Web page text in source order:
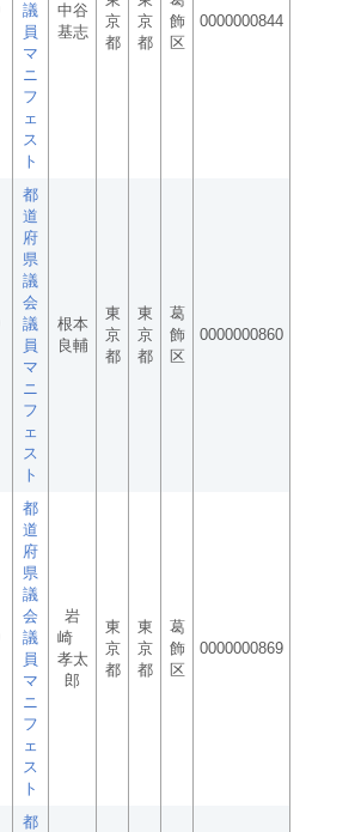
議
員
マ
ニ
フ
ェ
ス
ト
中谷
基志
京
都
京
都
飾
区
0000000844
都
道
府
県
議
会
議
員
マ
ニ
フ
ェ
ス
ト
根本
良輔
東
京
都
東
京
都
葛
飾
区
0000000860
都
道
府
県
議
会
議
員
マ
ニ
フ
ェ
ス
ト
岩
崎
孝太
郎
東
京
都
東
京
都
葛
飾
区
0000000869
都